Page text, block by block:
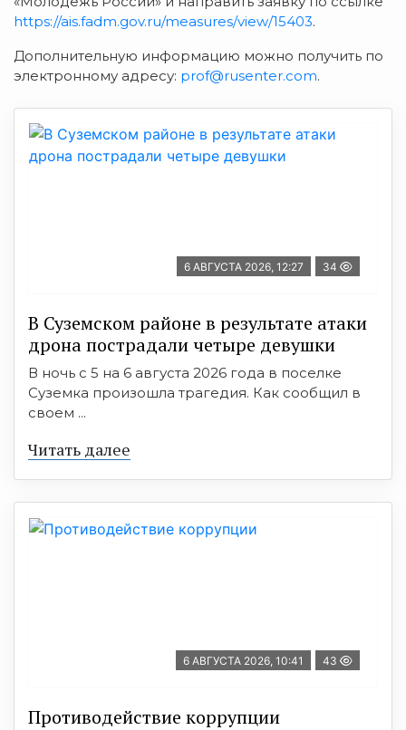
https://ais.fadm.gov.ru/measures/view/15403.
Дополнительную информацию можно получить по
электронному адресу: prof@rusenter.com.
6 АВГУСТА 2026, 12:27 34
В Суземском районе в результате атаки
дрона пострадали четыре девушки
В ночь с 5 на 6 августа 2026 года в поселке
Суземка произошла трагедия. Как сообщил в
своем ...
Читать далее
6 АВГУСТА 2026, 10:41 43
Противодействие коррупции